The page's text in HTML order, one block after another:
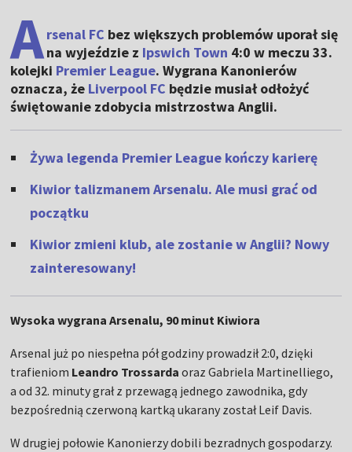
Arsenal FC bez większych problemów uporał się
na wyjeździe z Ipswich Town 4:0 w meczu 33.
kolejki Premier League. Wygrana Kanonierów
oznacza, że Liverpool FC będzie musiał odłożyć
świętowanie zdobycia mistrzostwa Anglii.
Żywa legenda Premier League kończy karierę
Kiwior talizmanem Arsenalu. Ale musi grać od
początku
Kiwior zmieni klub, ale zostanie w Anglii? Nowy
zainteresowany!
Wysoka wygrana Arsenalu, 90 minut Kiwiora
Arsenal już po niespełna pół godziny prowadził 2:0, dzięki
trafieniom Leandro Trossarda oraz Gabriela Martinelliego,
a od 32. minuty grał z przewagą jednego zawodnika, gdy
bezpośrednią czerwoną kartką ukarany został Leif Davis.
W drugiej połowie Kanonierzy dobili bezradnych gospodarzy.